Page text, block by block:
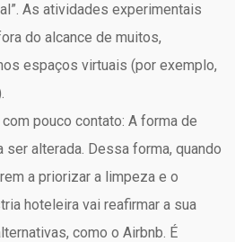
As atividades experimentais
do alcance de muitos,
espaços virtuais (por exemplo,
pouco contato: A forma de
ser alterada. Dessa forma, quando
a priorizar a limpeza e o
hoteleira vai reafirmar a sua
como o Airbnb. É